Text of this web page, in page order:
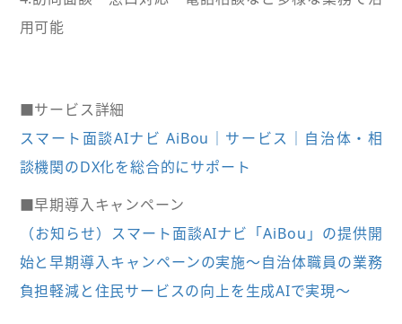
用可能
■サービス詳細
スマート面談AIナビ AiBou｜サービス｜自治体・相
談機関のDX化を総合的にサポート
■早期導入キャンペーン
（お知らせ）スマート面談AIナビ「AiBou」の提供開
始と早期導入キャンペーンの実施～自治体職員の業務
負担軽減と住民サービスの向上を生成AIで実現～